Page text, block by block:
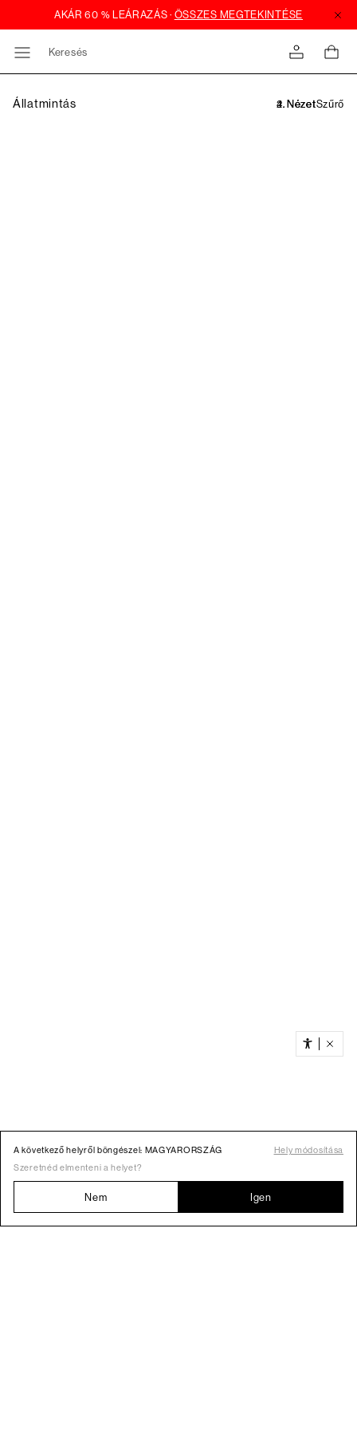
Keresés
Állatmintás Szűrő
A következő helyről böngészel: MAGYARORSZÁG
Hely módosítása
Szeretnéd elmenteni a helyet?
Nem Igen